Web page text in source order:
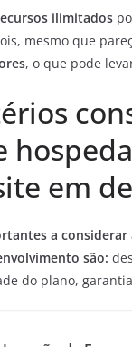
ilimitados
mesmo que
, o que pode
em
a
são:
do plano,